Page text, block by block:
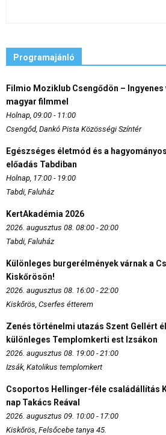
Programajánló
Filmio Moziklub Csengődön –
magyar filmmel
Holnap, 09:00 - 11:00
Csengőd, Dankó Pista Közösségi Színtér
Egészséges életmód és a
előadás Tabdiban
Holnap, 17:00 - 19:00
Tabdi, Faluház
KertAkadémia 2026
2026. augusztus 08. 08:00 - 20:00
Tabdi, Faluház
Különleges burgerélmények várnak a
Kiskőrösön!
2026. augusztus 08. 16:00 - 22:00
Kiskőrös, Cserfes étterem
Zenés történelmi utazás Szent Gellért
különleges Templomkerti est Izsákon
2026. augusztus 08. 19:00 - 21:00
Izsák, Katolikus templomkert
Csoportos Hellinger-féle családállítás
nap Takács Reával
2026. augusztus 09. 10:00 - 17:00
Kiskőrös, Felsőcebe tanya 45.